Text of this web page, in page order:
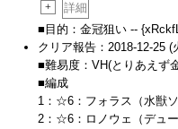
+
詳細
■目的：金冠狙い --
クリア報告：2018-12-25 (
■難易度：VH(とりあえず
■編成
1：☆6：フォラス（水獣ソ
2：☆6：ロノウェ（デュー